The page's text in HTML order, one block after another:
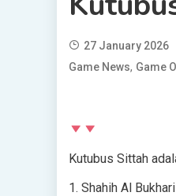
27 January 2026
Game News, Game
Kutubus Sittah
1. Shahih Al Bukhari